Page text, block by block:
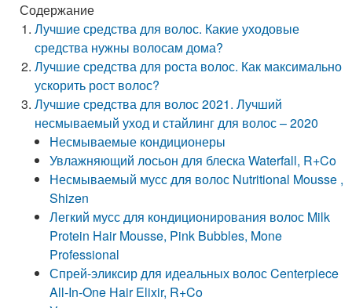
Содержание
Лучшие средства для волос. Какие уходовые
средства нужны волосам дома?
Лучшие средства для роста волос. Как максимально
ускорить рост волос?
Лучшие средства для волос 2021. Лучший
несмываемый уход и стайлинг для волос – 2020
Несмываемые кондиционеры
Увлажняющий лосьон для блеска Waterfall, R+Co
Несмываемый мусс для волос Nutritional Mousse ,
Shizen
Легкий мусс для кондиционирования волос Milk
Protein Hair Mousse, Pink Bubbles, Mone
Professional
Спрей-эликсир для идеальных волос Centerpiece
All-In-One Hair Elixir, R+Co